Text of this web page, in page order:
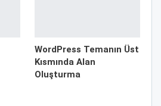
WordPress Temanın Üst
Kısmında Alan
Oluşturma